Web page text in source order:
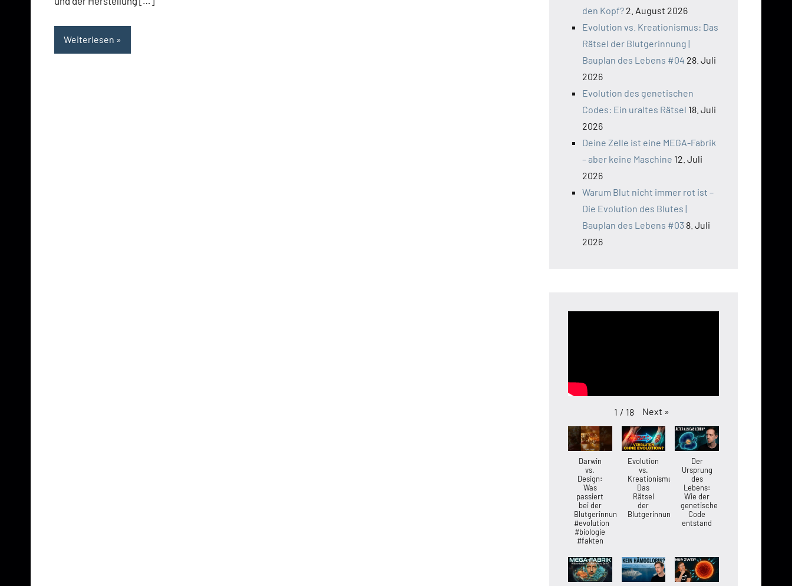
Weiterlesen
den Kopf? 2. August 2026
Evolution vs. Kreationismus: Das
Rätsel der Blutgerinnung |
Bauplan des Lebens #04 28. Juli
2026
Evolution des genetischen
Codes: Ein uraltes Rätsel 18. Juli
2026
Deine Zelle ist eine MEGA-Fabrik
– aber keine Maschine 12. Juli
2026
Warum Blut nicht immer rot ist –
Die Evolution des Blutes |
Bauplan des Lebens #03 8. Juli
2026
1 / 18 Next »
Darwin
vs.
Design:
Was
passiert
bei der
Blutgerinnung?
#evolution
#biologie
#fakten
Evolution
vs.
Kreationismus:
Das
Rätsel
der
Blutgerinnung
Der
Ursprung
des
Lebens:
Wie der
genetische
Code
entstand